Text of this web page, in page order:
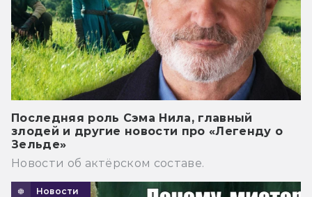
Последняя роль Сэма Нила, главный
злодей и другие новости про «Легенду о
Зельде»
Новости об актёрском составе.
Новости